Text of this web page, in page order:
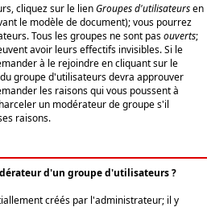
cliquez sur le lienGroupes d'utilisateursen
le modèle de document); vous pourrez
Tous les groupes ne sont pasouverts;
avoir leurs effectifs invisibles. Si le
à le rejoindre en cliquant sur le
groupe d'utilisateurs devra approuver
les raisons qui vous poussent à
un modérateur de groupe s'il
raisons.
d'un groupe d'utilisateurs ?
créés par l'administrateur; il y